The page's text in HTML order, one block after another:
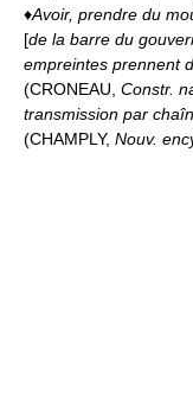
♦Avoir, prendre du
[de la barre du
empreintes prennent
(CRONEAU, Constr.
transmission par
(CHAMPLY, Nouv.